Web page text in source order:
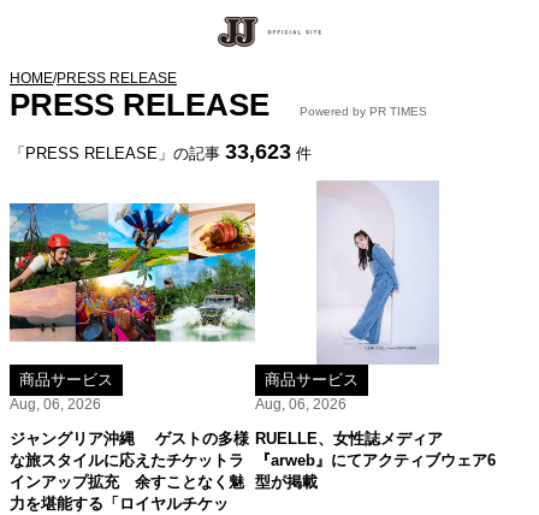
HOME/PRESS RELEASE
PRESS RELEASE Powered by PR TIMES
「PRESS RELEASE」の記事 33,623 件
商品サービス
Aug, 06, 2026
ジャングリア沖縄 ゲストの多様
な旅スタイルに応えたチケットラ
インアップ拡充 余すことなく魅
力を堪能する「ロイヤルチケッ
商品サービス
Aug, 06, 2026
RUELLE、女性誌メディア
『arweb』にてアクティブウェア6
型が掲載